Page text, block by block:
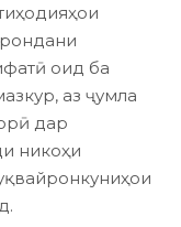
оид ба
аз ҷумла
дар
никоҳи